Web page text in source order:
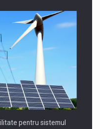
pentru sistemul